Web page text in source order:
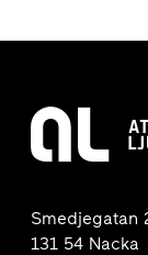
Smedjegatan
131 54 Nacka